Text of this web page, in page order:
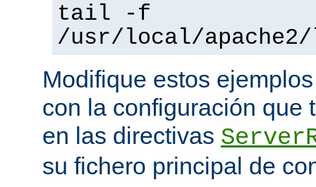
tail -f
/usr/local/
Modifique estos
con la configuración que
en las directivas
su fichero principal de